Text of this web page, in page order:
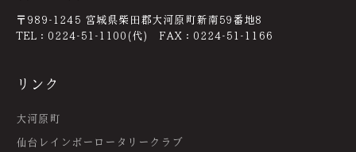
〒989-1245 宮城県柴田郡大河原町新南59番地8
TEL：0224-51-1100(代) FAX：0224-51-1166
リンク
大河原町
仙台レインボーロータリークラブ